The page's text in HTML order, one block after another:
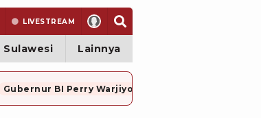
LIVESTREAM
Sulawesi Lainnya
Gubernur BI Perry Warjiyo Mundur